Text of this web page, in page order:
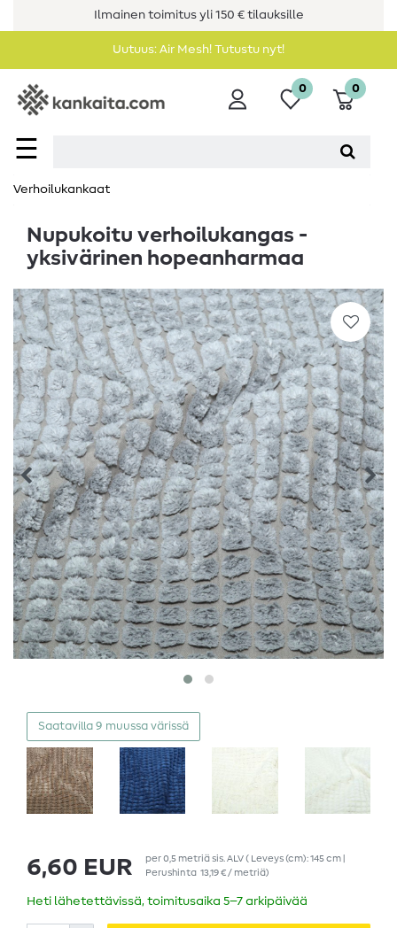
Ilmainen toimitus yli 150 € tilauksille
Uutuus: Air Mesh! Tutustu nyt!
☰
0 0
Verhoilukankaat
Nupukoitu verhoilukangas -
yksivärinen hopeanharmaa
Saatavilla 9 muussa värissä
6,60 EUR per0,5 metriäsis. ALV( Leveys (cm): 145 cm |
Perushinta 13,19 € / metriä)
Heti lähetettävissä, toimitusaika 5–7 arkipäivää